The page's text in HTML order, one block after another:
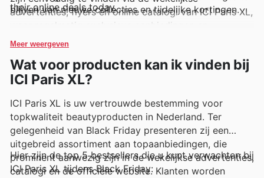
advertenties, flyers en online catalogi van ICI Paris XL,
waar regelmatig exclusieve aanbiedingen en
promoties worden uitgelicht.
blijven van nieuwe collecties en tijdelijke kortingen.
their online deals today.
Meer weergeven
Wat voor producten kan ik vinden bij
ICI Paris XL?
ICI Paris XL is uw vertrouwde bestemming voor
topkwaliteit beautyproducten in Nederland. Ter
gelegenheid van Black Friday presenteren zij een
uitgebreid assortiment aan topaanbiedingen, die
prominent aanwezig zijn in de wekelijkse advertenties,
catalogi en de officiële website. Klanten worden
Hier zijn de top 5 bestsellers die u kunt verwachten bij
ICI Paris XL tijdens Black Friday: